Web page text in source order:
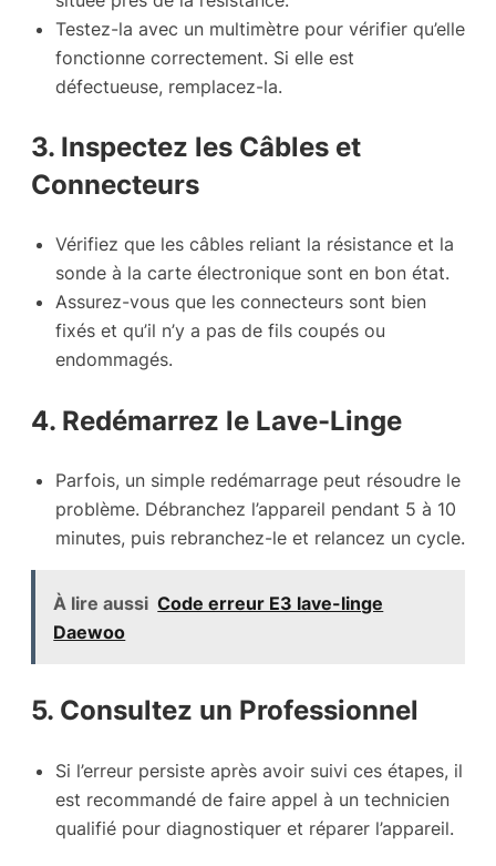
Testez-la avec un multimètre pour vérifier qu’elle
fonctionne correctement. Si elle est
défectueuse, remplacez-la.
3. Inspectez les Câbles et
Connecteurs
Vérifiez que les câbles reliant la résistance et la
sonde à la carte électronique sont en bon état.
Assurez-vous que les connecteurs sont bien
fixés et qu’il n’y a pas de fils coupés ou
endommagés.
4. Redémarrez le Lave-Linge
Parfois, un simple redémarrage peut résoudre le
problème. Débranchez l’appareil pendant 5 à 10
minutes, puis rebranchez-le et relancez un cycle.
À lire aussi Code erreur E3 lave-linge
Daewoo
5. Consultez un Professionnel
Si l’erreur persiste après avoir suivi ces étapes, il
est recommandé de faire appel à un technicien
qualifié pour diagnostiquer et réparer l’appareil.